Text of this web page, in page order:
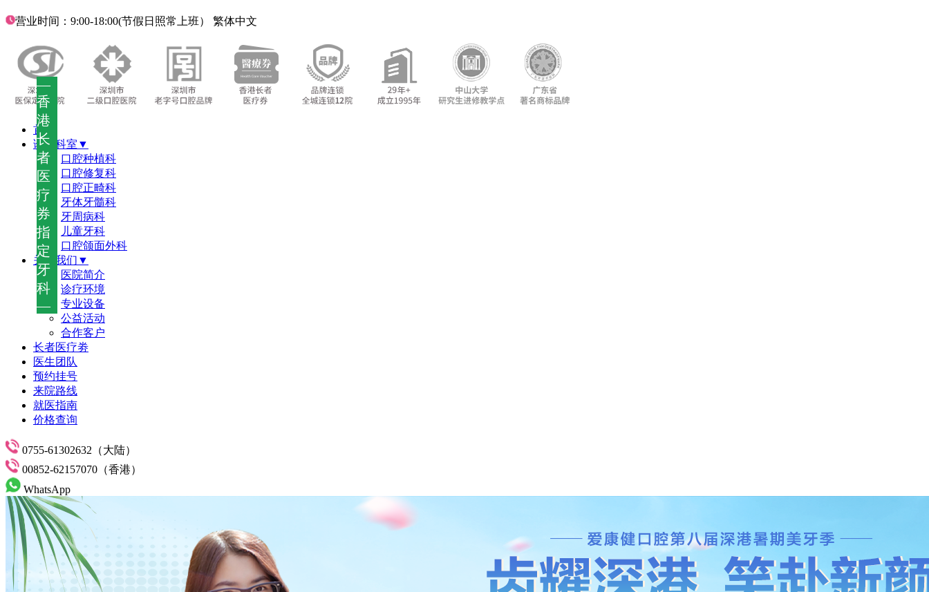
—
香
港
长
者
医
疗
券
指
定
牙
科
—
营业时间：9:00-18:00(节假日照常上班） 繁体中文
首页
诊疗科室▼
口腔种植科
口腔修复科
口腔正畸科
牙体牙髓科
牙周病科
儿童牙科
口腔颌面外科
关于我们▼
医院简介
诊疗环境
专业设备
公益活动
合作客户
长者医疗劵
医生团队
预约挂号
来院路线
就医指南
价格查询
0755-61302632（大陆）
00852-62157070（香港）
WhatsApp